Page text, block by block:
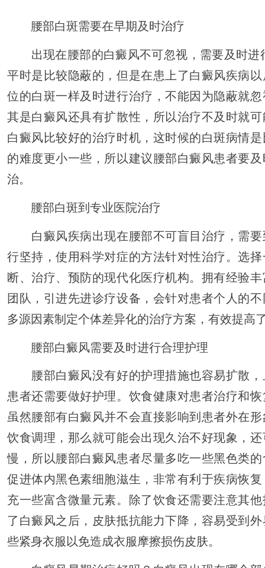
腰部白斑需要在早期及时治疗
出现在腰部的白癜风不可忽视，需要及时进
平时是比较隐蔽的，但是在患上了白癜风疾病
位的白斑一样及时进行治疗，不能因为隐蔽就
其是白癜风还具有扩散性，所以治疗不及时就
白癜风比较好的治疗时机，这时候的白斑病情
的难度更小一些，所以建议腰部白癜风患者要
治。
腰部白斑到专业医院治疗
白癜风疾病出现在腰部不可盲目治疗，需要
行坚持，使用科学对症的方法针对性治疗。选
断、治疗、预防的现代化医疗机构。拥有经验
团队，引进先进诊疗设备，会针对患者个人的
多源因素制定个体差异化的治疗方案，有效提高
腰部白癜风需要及时进行合理护理
腰部白癜风没有好的护理措施也容易扩散，
患者还需要做好护理。饮食健康对患者治疗和
虽然腰部有白癜风并不会直接影响到患者外在
饮食调理，那么就可能会出现久治不好现象，
慢，所以腰部白癜风患者尽量多吃一些黑色类
促进体内黑色素细胞滋生，非常有利于疾病恢
充一些富含微量元素。除了饮食还需要注意其
了白癜风之后，皮肤抵抗能力下降，容易受到
些紧身衣服以免造成衣服摩擦损伤皮肤。